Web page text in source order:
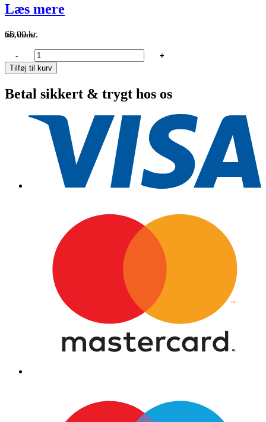
Læs mere
65,00kr.
inkl. moms
Gavebånd
-
bast
-
-
+
Tilføj til kurv
Betal sikkert & trygt hos os